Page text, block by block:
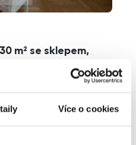
Více o cookies
m² se sklepem,